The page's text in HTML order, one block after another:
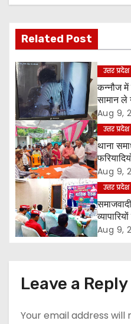
i
g
a
t
i
o
n
Related Post
उत्तर प्रदेश
कन्नौज में
सामान ले
Aug 9,
उत्तर प्रदेश
थाना
समयबद्ध
Aug 9,
उत्तर प्रदेश
Aug 9,
Leave a Reply
Your email address will